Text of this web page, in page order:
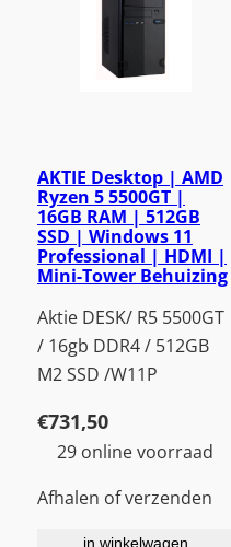
AKTIE Desktop | AMD
Ryzen 5 5500GT |
16GB RAM | 512GB
SSD | Windows 11
Professional | HDMI |
Mini-Tower Behuizing
Aktie DESK/ R5 5500GT
/ 16gb DDR4 / 512GB
M2 SSD /W11P
€731,50
29 online voorraad
Afhalen of verzenden
in winkelwagen